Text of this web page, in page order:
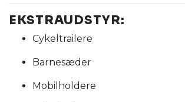
EKSTRAUDSTYR:
Cykeltrailere
Barnesæder
Mobilholdere